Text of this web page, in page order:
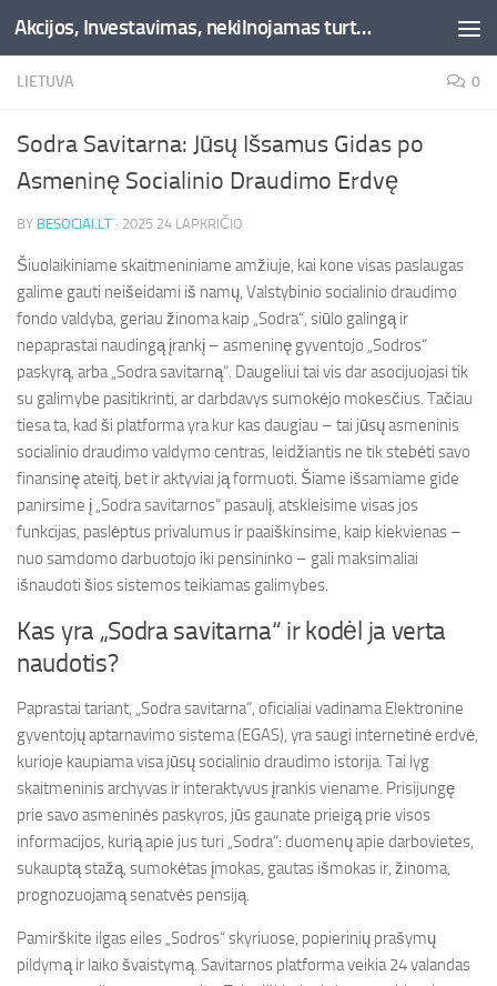
Skip to content Akcijos, Investavimas, nekilnojamas turtas, kriptovaliutos - Besociai.lt
LIETUVA 0
Sodra Savitarna: Jūsų Išsamus Gidas po
Asmeninę Socialinio Draudimo Erdvę
BY BESOCIAI.LT · 2025 24 LAPKRIČIO
Šiuolaikiniame skaitmeniniame amžiuje, kai kone visas paslaugas
galime gauti neišeidami iš namų, Valstybinio socialinio draudimo
fondo valdyba, geriau žinoma kaip „Sodra“, siūlo galingą ir
nepaprastai naudingą įrankį – asmeninę gyventojo „Sodros“
paskyrą, arba „Sodra savitarną“. Daugeliui tai vis dar asocijuojasi tik
su galimybe pasitikrinti, ar darbdavys sumokėjo mokesčius. Tačiau
tiesa ta, kad ši platforma yra kur kas daugiau – tai jūsų asmeninis
socialinio draudimo valdymo centras, leidžiantis ne tik stebėti savo
finansinę ateitį, bet ir aktyviai ją formuoti. Šiame išsamiame gide
panirsime į „Sodra savitarnos“ pasaulį, atskleisime visas jos
funkcijas, paslėptus privalumus ir paaiškinsime, kaip kiekvienas –
nuo samdomo darbuotojo iki pensininko – gali maksimaliai
išnaudoti šios sistemos teikiamas galimybes.
Kas yra „Sodra savitarna“ ir kodėl ja verta
naudotis?
Paprastai tariant, „Sodra savitarna“, oficialiai vadinama Elektronine
gyventojų aptarnavimo sistema (EGAS), yra saugi internetinė erdvė,
kurioje kaupiama visa jūsų socialinio draudimo istorija. Tai lyg
skaitmeninis archyvas ir interaktyvus įrankis viename. Prisijungę
prie savo asmeninės paskyros, jūs gaunate prieigą prie visos
informacijos, kurią apie jus turi „Sodra“: duomenų apie darbovietes,
sukauptą stažą, sumokėtas įmokas, gautas išmokas ir, žinoma,
prognozuojamą senatvės pensiją.
Pamirškite ilgas eiles „Sodros“ skyriuose, popierinių prašymų
pildymą ir laiko švaistymą. Savitarnos platforma veikia 24 valandas